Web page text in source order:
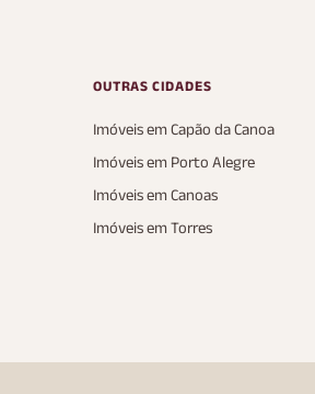
OUTRAS CIDADES
Imóveis em Capão da Canoa
Imóveis em Porto Alegre
Imóveis em Canoas
Imóveis em Torres